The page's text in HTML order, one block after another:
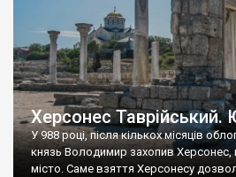
Херсонес
У 988 році, після кількох місяців
князь Володимир захопив Херсонес,
місто. Саме взяття Херсонесу